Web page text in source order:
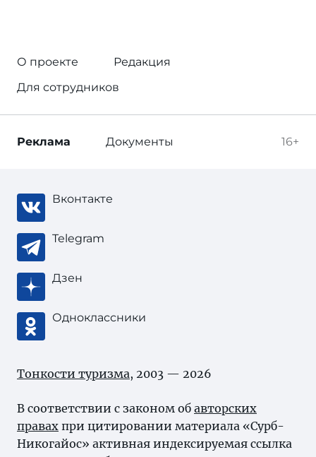
О проекте
Редакция
Для сотрудников
16+
Реклама Документы
Вконтакте
Telegram
Дзен
Одноклассники
Тонкости туризма, 2003 — 2026
В соответствии с законом об авторских
правах при цитировании материала «Сурб-
Никогайос» активная индексируемая ссылка